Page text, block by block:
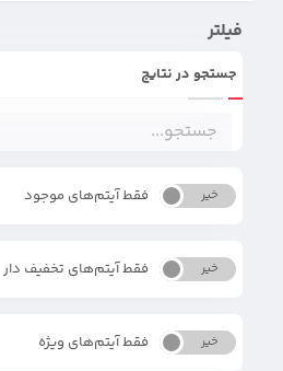
فیلتر
جستجو در نتایج
بله خیر فقط آیتم‌های موجود
بله خیر فقط آیتم‌های تخفیف دار
بله خیر فقط آیتم‌های ویژه